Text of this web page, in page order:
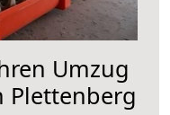
Umzug
Plettenberg